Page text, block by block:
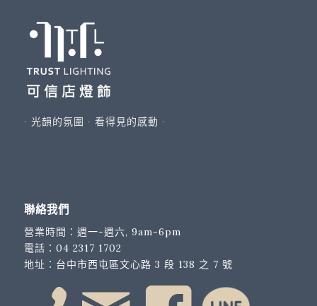
∙ 光韻的氛圍 ∙ 看得見的感動 ∙
聯絡我們
營業時間： 週一-週六, 9am-6pm
電話： 04 2317 1702
地址： 台中市西屯區文心路 3 段 138 之 7 號